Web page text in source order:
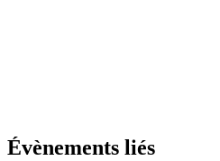
Évènements liés